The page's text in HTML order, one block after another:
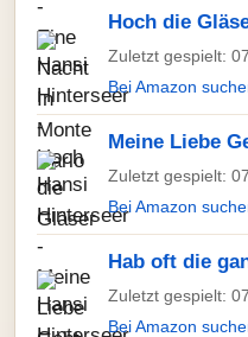
Hoch die
Zuletzt gespielt:
Bei Amazon
Meine Liebe
Zuletzt gespielt:
Bei Amazon
Hab oft die
Zuletzt gespielt:
Bei Amazon